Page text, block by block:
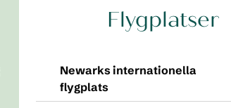
Flygplatser
Newarks internationella
flygplats